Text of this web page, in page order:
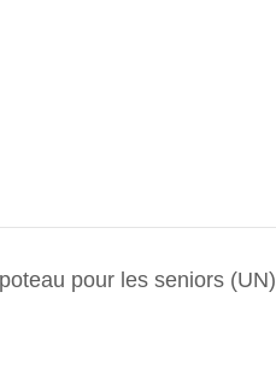
pour les seniors (UN)